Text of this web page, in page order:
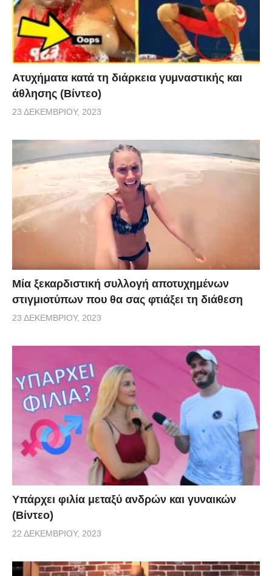
Aτυχήματα κατά τη διάρκεια γυμναστικής και
άθλησης (Βίντεο)
23 ΔΕΚΕΜΒΡΊΟΥ, 2023
Μία ξεκαρδιστική συλλογή αποτυχημένων
στιγμιοτύπων που θα σας φτιάξει τη διάθεση
23 ΔΕΚΕΜΒΡΊΟΥ, 2023
Υπάρχει φιλία μεταξύ ανδρών και γυναικών
(Βίντεο)
22 ΔΕΚΕΜΒΡΊΟΥ, 2023